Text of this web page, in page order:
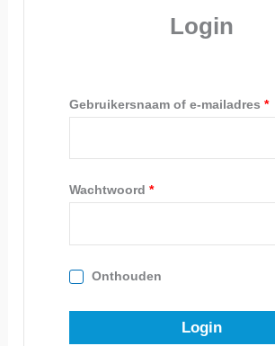
Login
Gebruikersnaam of e-mailadres*
Wachtwoord*
Onthouden
Login